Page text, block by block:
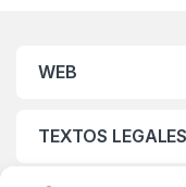
WEB
TEXTOS LEGALES